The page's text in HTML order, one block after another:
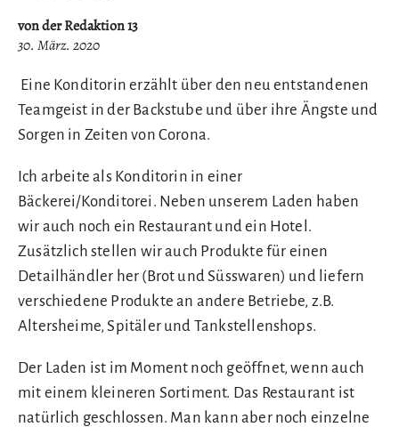
von der Redaktion 13
30. März. 2020
Eine Konditorin erzählt über den neu entstandenen
Teamgeist in der Backstube und über ihre Ängste und
Sorgen in Zeiten von Corona.
Ich arbeite als Konditorin in einer
Bäckerei/Konditorei. Neben unserem Laden haben
wir auch noch ein Restaurant und ein Hotel.
Zusätzlich stellen wir auch Produkte für einen
Detailhändler her (Brot und Süsswaren) und liefern
verschiedene Produkte an andere Betriebe, z.B.
Altersheime, Spitäler und Tankstellenshops.
Der Laden ist im Moment noch geöffnet, wenn auch
mit einem kleineren Sortiment. Das Restaurant ist
natürlich geschlossen. Man kann aber noch einzelne